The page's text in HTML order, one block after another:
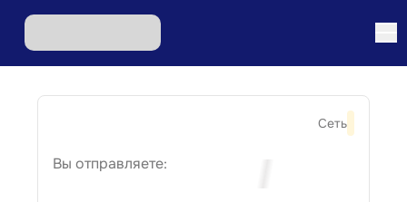
Сеть
Вы отправляете: